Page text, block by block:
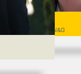
Niek
VWO 6, N&T/N&G